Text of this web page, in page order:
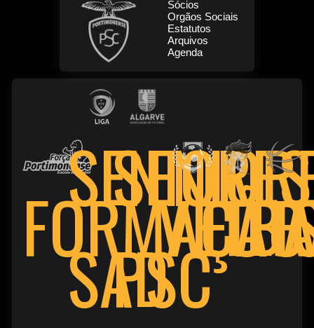
Sócios
Orgãos Sociais
Estatutos
Arquivos
Agenda
FORMAÇÃO
SENIORES
SAD
PSC